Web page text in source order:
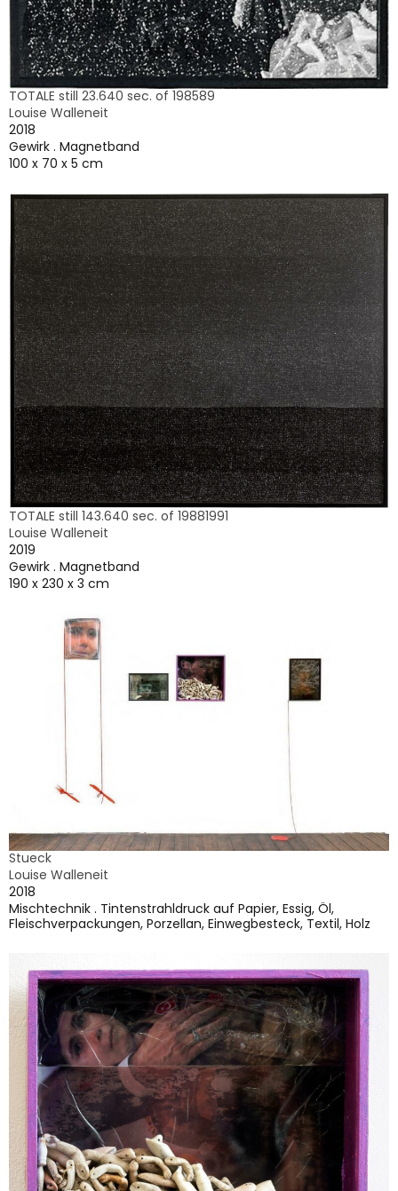
TOTALE still 23.640 sec. of 198589
Louise Walleneit
2018
Gewirk . Magnetband
100 x 70 x 5 cm
TOTALE still 143.640 sec. of 19881991
Louise Walleneit
2019
Gewirk . Magnetband
190 x 230 x 3 cm
Stueck
Louise Walleneit
2018
Mischtechnik . Tintenstrahldruck auf Papier, Essig, Öl,
Fleischverpackungen, Porzellan, Einwegbesteck, Textil, Holz